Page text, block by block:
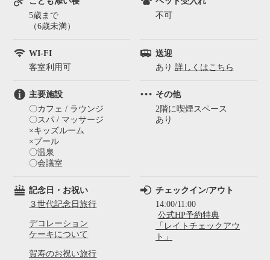
5歳まで
（6歳未満）
不可
WI-FI
客室利用可
送迎
あり 詳しくはこちら
主要施設
〇カフェ / ラウンジ
〇スパ / マッサージ
×キッズルーム
×プール
〇温泉
〇会議室
その他
2階に喫煙スペース
あり
記念日・お祝い
３世代記念日旅行
デコレーション
ケーキについて
賀寿のお祝い旅行
チェックイン/アウト
14:00/11:00
公式HP予約特典
「レイトチェックアウ
ト」